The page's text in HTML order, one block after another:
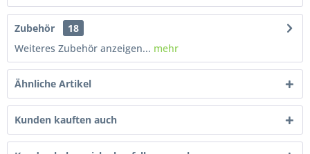
Zubehör
18
Weiteres Zubehör anzeigen... mehr
Ähnliche Artikel
Kunden kauften auch